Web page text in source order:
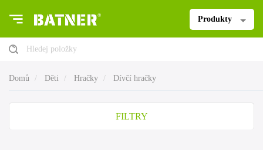
Produkty
Hledej položky
Domů Děti Hračky Dívčí hračky
FILTRY